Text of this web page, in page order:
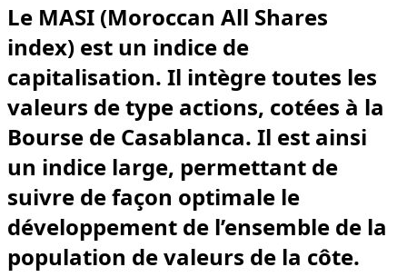
Le MASI (Moroccan All Shares
index) est un indice de
capitalisation. Il intègre toutes les
valeurs de type actions, cotées à la
Bourse de Casablanca. Il est ainsi
un indice large, permettant de
suivre de façon optimale le
développement de l’ensemble de la
population de valeurs de la côte.